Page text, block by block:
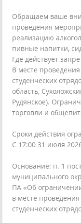
Обращаем ваше
проведения
реализацию
пивные напитки,
Где действует
В месте
студенческих
область,
Рудянское).
торговли и
Сроки действия
С 17:00 31 июля
Основание: п. 1
муниципального
ПА «Об
в месте
студенческих